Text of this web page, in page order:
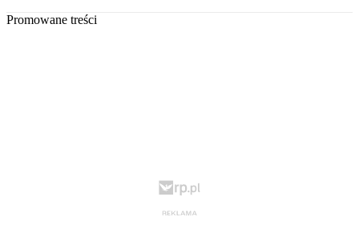
Promowane treści